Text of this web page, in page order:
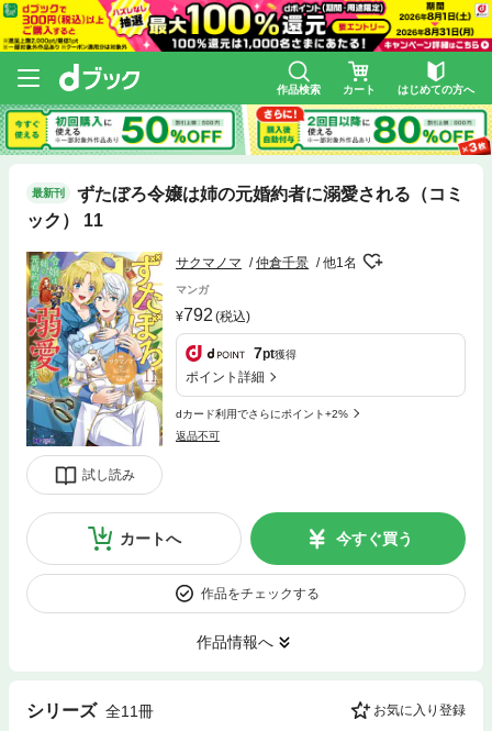
作品検索 カート はじめての方へ
最新刊
ずたぼろ令嬢は姉の元婚約者に溺愛される（コミ
ック） 11
試し読み
サクマノマ 仲倉千景 他1名
マンガ
792 (税込)
7pt獲得
ポイント詳細
dカード利用でさらにポイント+2%
返品不可
カートへ 今すぐ買う
作品をチェックする
作品情報へ
シリーズ 全11冊 お気に入り登録